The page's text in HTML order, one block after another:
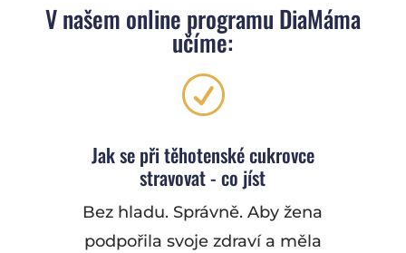
V našem online programu DiaMáma
učíme:
R
Jak se při těhotenské cukrovce
stravovat - co jíst
Bez hladu. Správně. Aby žena
podpořila svoje zdraví a měla